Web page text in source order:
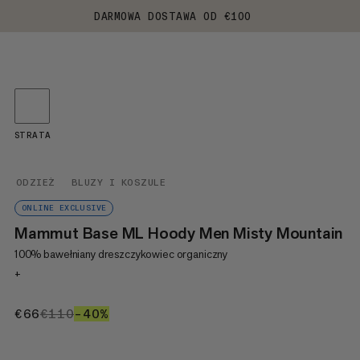
DARMOWA DOSTAWA OD €100
ODZIEŻ BLUZY I KOSZULE
ONLINE EXCLUSIVE
Mammut Base ML Hoody Men Misty Mountain
100% bawełniany dreszczykowiec organiczny
+
€66€66
€110€110
–40%
STRATA